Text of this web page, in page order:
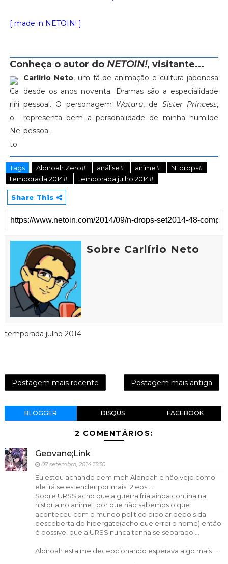
[ made in NETOIN! ]
Conheça o autor do NETOIN!, visitante...
Carlírio Neto, um fã de animação e cultura japonesa
desde os anos noventa. Dramas são a especialidade
pessoal. O personagem Wataru, de Sister Princess,
representa bem a personalidade de minha humilde
pessoa.
Tags Aldnoah Zero# análise# anime#
N! drops#
temporada 2014#
temporada julho 2014#
Share This
Sobre Carlírio Neto
temporada julho 2014
Postagem mais recente Postagem mais antiga
BLOGGER DISQUS FACEBOOK
2 COMENTÁRIOS:
Geovane;Link
07 setembro, 2014 13:30
Eu estou achando bem meh Aldnoah e não vejo como
ele irá se estender por mais 12 eps ...
Sobre URSS acho que a guerra fria ainda contina na
historia no anime , por que não sabemos o que
aconteceu com o mundo politico bipolar depois da
descoberta do hipergate(acho que errei o nome) então
é possivel que a URSS nunca tenha se separado ...
Aldnoah esta me decepcionando esperava algo mais ...